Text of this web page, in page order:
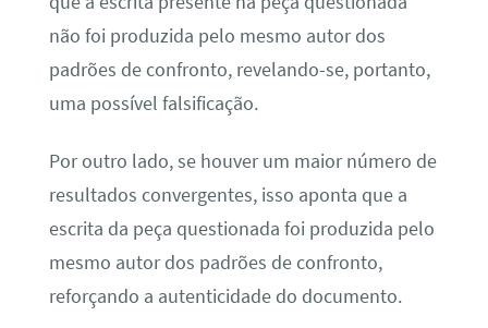
não foi produzida pelo mesmo autor dos
padrões de confronto, revelando-se, portanto,
uma possível falsificação.
Por outro lado, se houver um maior número de
resultados convergentes, isso aponta que a
escrita da peça questionada foi produzida pelo
mesmo autor dos padrões de confronto,
reforçando a autenticidade do documento.